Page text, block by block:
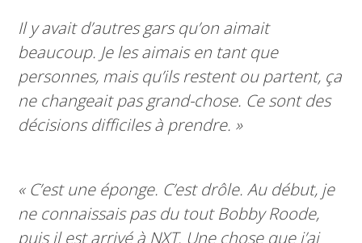
Il y avait d’autres gars qu’on aimait
beaucoup. Je les aimais en tant que
personnes, mais qu’ils restent ou partent, ça
ne changeait pas grand-chose. Ce sont des
décisions difficiles à prendre. »
« C’est une éponge. C’est drôle. Au début, je
ne connaissais pas du tout Bobby Roode,
puis il est arrivé à NXT. Une chose que j’ai